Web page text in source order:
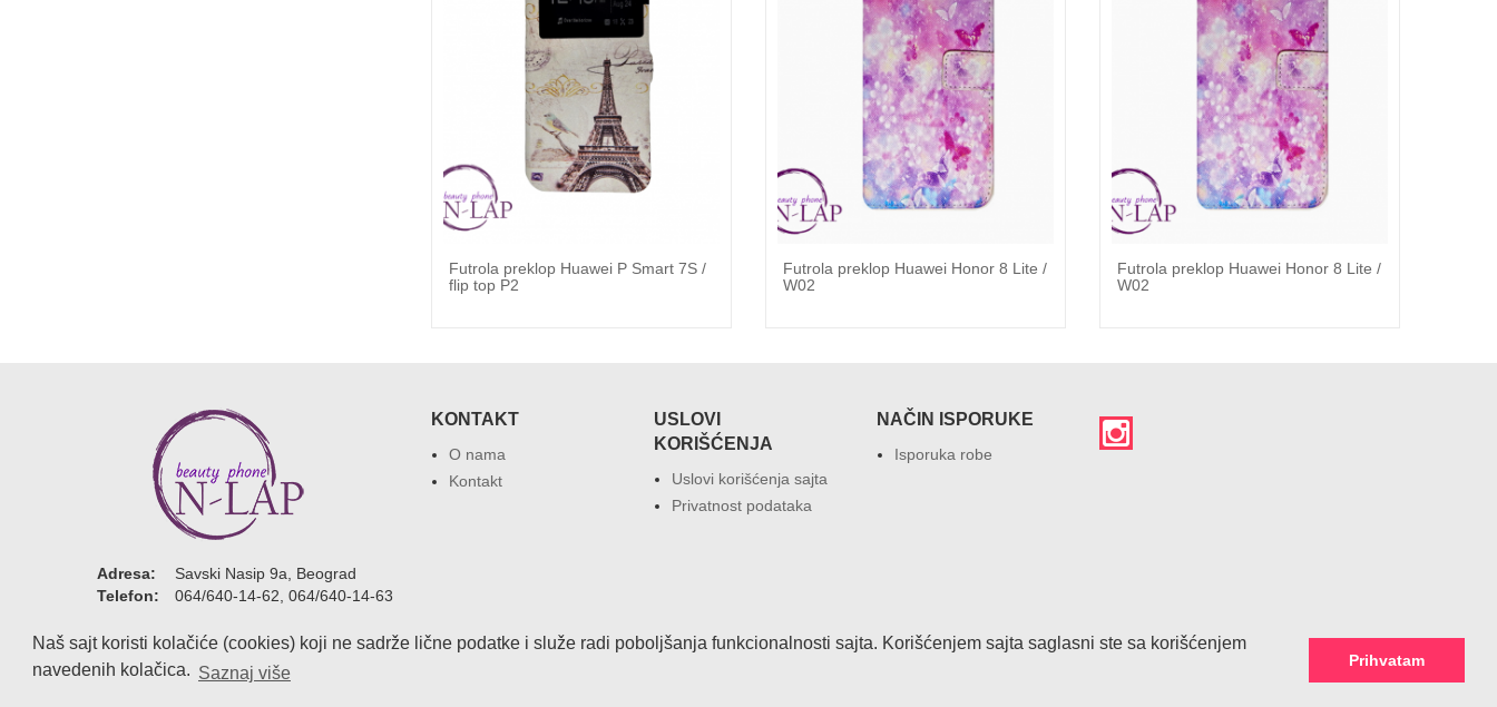
Naš sajt koristi kolačiće (cookies) koji ne sadrže lične podatke i služe radi poboljšanja funkcionalnosti sajta. Korišćenjem sajta saglasni ste sa korišćenjem
navedenih kolačica. Saznaj više
Prihvatam
Futrola preklop Huawei P Smart 7S /
flip top P2
Futrola preklop Huawei Honor 8 Lite /
W02
Futrola preklop Huawei Honor 8 Lite /
W02
Adresa:
Savski Nasip 9a, Beograd
Telefon:
064/640-14-62, 064/640-14-63
KONTAKT
O nama
Kontakt
USLOVI
KORIŠĆENJA
Uslovi korišćenja sajta
Privatnost podataka
NAČIN ISPORUKE
Isporuka robe